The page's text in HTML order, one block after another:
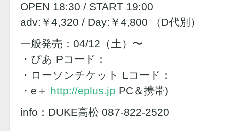
OPEN 18:30 / START 19:00
adv:￥4,320 / Day:￥4,800 （D代別）
一般発売：04/12（土）〜
・ぴあ Pコード：
・ローソンチケット Lコード：
・e＋ http://eplus.jp PC＆携帯)
info：DUKE高松 087-822-2520